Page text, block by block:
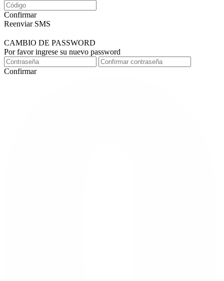
Confirmar
Reenviar SMS
CAMBIO DE PASSWORD
Por favor ingrese su nuevo password
Confirmar